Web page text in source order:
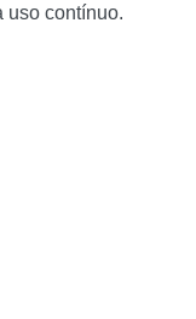
uso contínuo.